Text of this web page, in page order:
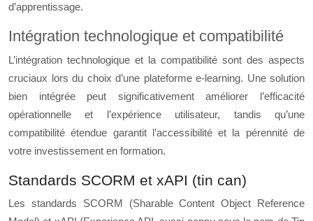
d’apprentissage.
Intégration technologique et compatibilité
L’intégration technologique et la compatibilité sont des aspects
cruciaux lors du choix d’une plateforme e-learning. Une solution
bien intégrée peut significativement améliorer l’efficacité
opérationnelle et l’expérience utilisateur, tandis qu’une
compatibilité étendue garantit l’accessibilité et la pérennité de
votre investissement en formation.
Standards SCORM et xAPI (tin can)
Les standards SCORM (Sharable Content Object Reference